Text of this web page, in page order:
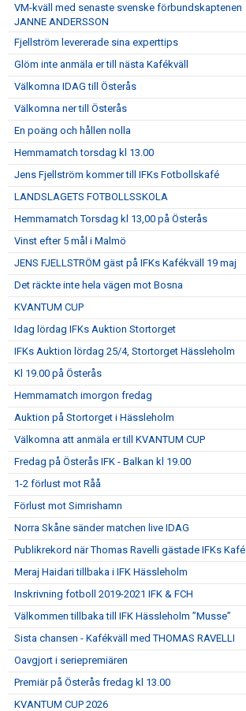
VM-kväll med senaste svenske förbundskaptenen
JANNE ANDERSSON
Fjellström levererade sina experttips
Glöm inte anmäla er till nästa Kafékväll
Välkomna IDAG till Österås
Välkomna ner till Österås
En poäng och hållen nolla
Hemmamatch torsdag kl 13.00
Jens Fjellström kommer till IFKs Fotbollskafé
LANDSLAGETS FOTBOLLSSKOLA
Hemmamatch Torsdag kl 13,00 på Österås
Vinst efter 5 mål i Malmö
JENS FJELLSTRÖM gäst på IFKs Kafékväll 19 maj
Det räckte inte hela vägen mot Bosna
KVANTUM CUP
Idag lördag IFKs Auktion Stortorget
IFKs Auktion lördag 25/4, Stortorget Hässleholm
Kl 19.00 på Österås
Hemmamatch imorgon fredag
Auktion på Stortorget i Hässleholm
Välkomna att anmäla er till KVANTUM CUP
Fredag på Österås IFK - Balkan kl 19.00
1-2 förlust mot Råå
Förlust mot Simrishamn
Norra Skåne sänder matchen live IDAG
Publikrekord när Thomas Ravelli gästade IFKs Kafé
Meraj Haidari tillbaka i IFK Hässleholm
Inskrivning fotboll 2019-2021 IFK & FCH
Välkommen tillbaka till IFK Hässleholm ”Musse”
Sista chansen - Kafékväll med THOMAS RAVELLI
Oavgjort i seriepremiären
Premiär på Österås fredag kl 13.00
KVANTUM CUP 2026